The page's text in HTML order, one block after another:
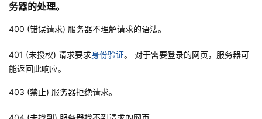
务器的处理。
400 (错误请求) 服务器不理解请求的语法。
401 (未授权) 请求要求身份验证。 对于需要登录的网页，服务器可
能返回此响应。
403 (禁止) 服务器拒绝请求。